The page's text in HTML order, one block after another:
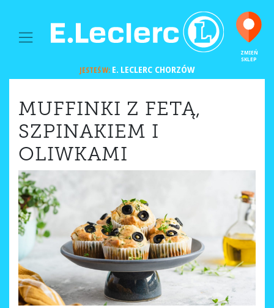
MAIN NAVIGATION
ZMIEŃ
SKLEP
JESTEŚ W:E. LECLERC CHORZÓW
MUFFINKI Z FETĄ,
SZPINAKIEM I
OLIWKAMI